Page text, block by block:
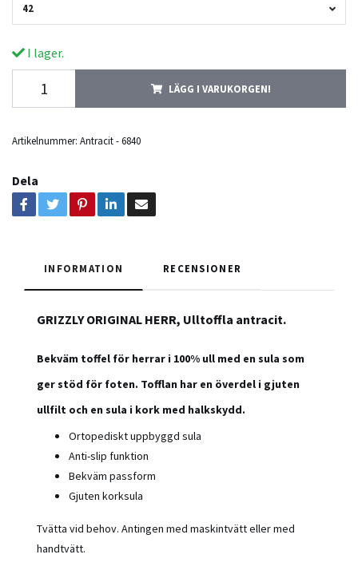
42
I lager.
LÄGG I VARUKORGEN!
Artikelnummer: Antracit - 6840
Dela
INFORMATION RECENSIONER
GRIZZLY ORIGINAL HERR, Ulltoffla antracit.
Bekväm toffel för herrar i 100% ull med en sula som
ger stöd för foten. Tofflan har en överdel i gjuten
ullfilt och en sula i kork med halkskydd.
Ortopediskt uppbyggd sula
Anti-slip funktion
Bekväm passform
Gjuten korksula
Tvätta vid behov. Antingen med maskintvätt eller med
handtvätt.